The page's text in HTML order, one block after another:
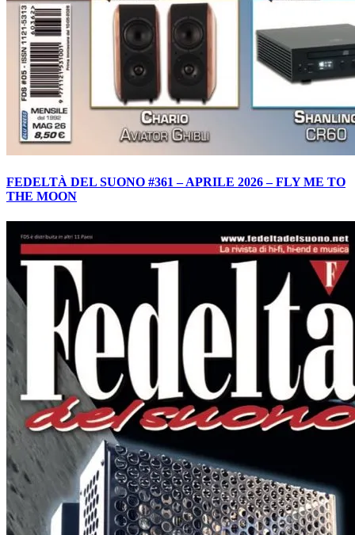
FEDELTÀ DEL SUONO #361 – APRILE 2026 – FLY ME TO
THE MOON